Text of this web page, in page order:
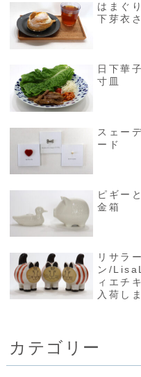
はまぐ
下芽衣
日下華
寸皿
スェー
ード
ピギー
金箱
リサラ
ン/
ィエチ
入荷し
カテゴリー